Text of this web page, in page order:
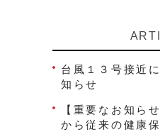
台風１３号接近
知らせ
【重要なお知ら
から従来の健康